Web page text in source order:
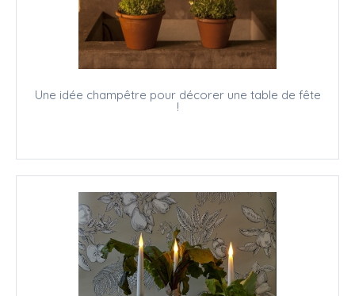
Une idée champêtre pour décorer une table de fête
!